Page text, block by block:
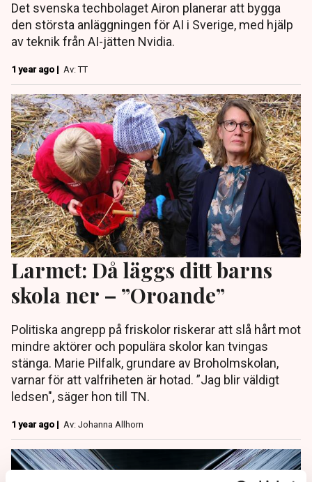
Det svenska techbolaget Airon planerar att bygga
den största anläggningen för AI i Sverige, med hjälp
av teknik från AI-jätten Nvidia.
1 year ago | Av: TT
Larmet: Då läggs ditt barns
skola ner – ”Oroande”
Politiska angrepp på friskolor riskerar att slå hårt mot
mindre aktörer och populära skolor kan tvingas
stänga. Marie Pilfalk, grundare av Broholmskolan,
varnar för att valfriheten är hotad. ”Jag blir väldigt
ledsen", säger hon till TN.
1 year ago | Av: Johanna Allhorn